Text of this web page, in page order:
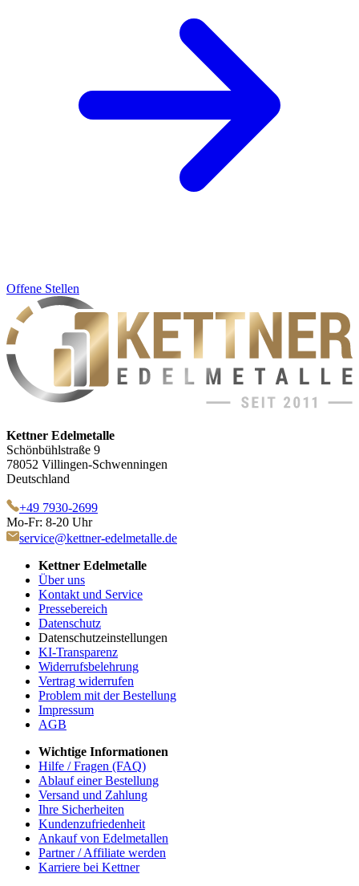
Offene Stellen
Kettner Edelmetalle
Schönbühlstraße 9
78052 Villingen-Schwenningen
Deutschland
+49 7930-2699
Mo-Fr: 8-20 Uhr
service@kettner-edelmetalle.de
Kettner Edelmetalle
Über uns
Kontakt und Service
Pressebereich
Datenschutz
Datenschutzeinstellungen
KI-Transparenz
Widerrufsbelehrung
Vertrag widerrufen
Problem mit der Bestellung
Impressum
AGB
Wichtige Informationen
Hilfe / Fragen (FAQ)
Ablauf einer Bestellung
Versand und Zahlung
Ihre Sicherheiten
Kundenzufriedenheit
Ankauf von Edelmetallen
Partner / Affiliate werden
Karriere bei Kettner